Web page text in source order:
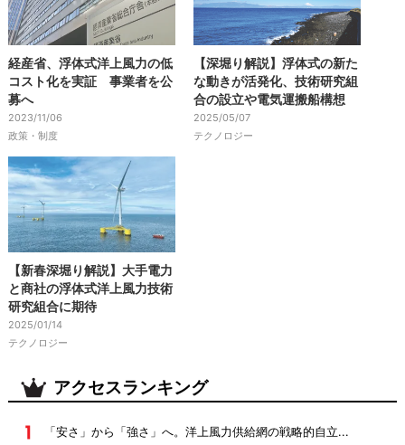
経産省、浮体式洋上風力の低
コスト化を実証 事業者を公
募へ
2023/11/06
政策・制度
【深堀り解説】浮体式の新た
な動きが活発化、技術研究組
合の設立や電気運搬船構想
2025/05/07
テクノロジー
【新春深堀り解説】大手電力
と商社の浮体式洋上風力技術
研究組合に期待
2025/01/14
テクノロジー
アクセスランキング
「安さ」から「強さ」へ。洋上風力供給網の戦略的自立...